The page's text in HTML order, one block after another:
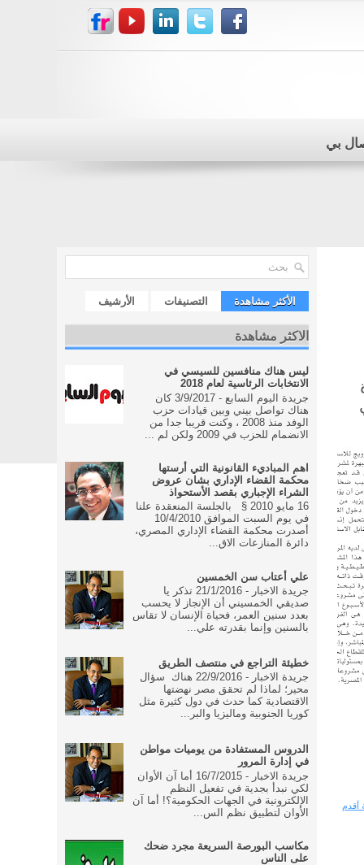
بي
أقدم
الأكثر مشاهدة التصنيفات الأرشيف
الاكثر مشاهدة
ليس هناك منافسين للسيسي في
الانتخابات الرئاسية لعام 2018
جريدة اليوم السابع - 3/9/2017 كان
هناك تواصل بيني وبين قيادات حزب
الوفد منذ 2008 ، وكنت قريبا جدا من
الانضمام للحزب في 2009 ولكن لم ...
اهم المباديء القانونية التي أرستها
محكمة القضاء الإداري بشان عروض
الشراء الإجباري بقصد الأستحواذ
16 مايو 2010 § بالجلسة المنعقدة علنا
في يوم السبت الموافق 10/4/2010
أصدرت محكمة القضاء الإداري المصري،
دائرة المنازعات الاق...
علي أعتاب سن الخمسين
جريدة الاخبار - 21/1/2016 تذكر يا
صديقي الخمسيني أن الإنجاز لا يحسب
بعدد سنين العمر، فحياة الإنسان لا تقاس
بالسنين وإنما بقدرته علي...
خطيئة التراجع في منتصف الطريق
جريدة الاخبار - 22/9/2016 هناك سؤال
محير؛ لماذا لم تحقق مصر نهضتها
الاقتصادية كما حدث في دول كثيرة مثل
كوريا الجنوبية وماليزيا والبر...
الدروس المستفادة من يوميات مواطن
في إدارة المرور
جريدة الاخبار - 16/7/2015 أما آن الأوان
لكي نبدأ بجدية في تفعيل النظم
الإلكترونية في الجهات الحكومية؟! أما آن
الأوان لتطبيق نظم الس...
مكاسب البورصة السريعة مجرد ضحك
على الناس